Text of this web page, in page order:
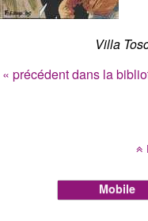
Villa
« précédent dans la
Mobile